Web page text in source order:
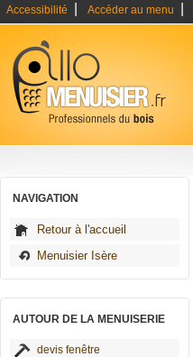
Accessibilité Accéder au menu
NAVIGATION
Retour à l'accueil
Menuisier Isère
AUTOUR DE LA MENUISERIE
devis fenêtre